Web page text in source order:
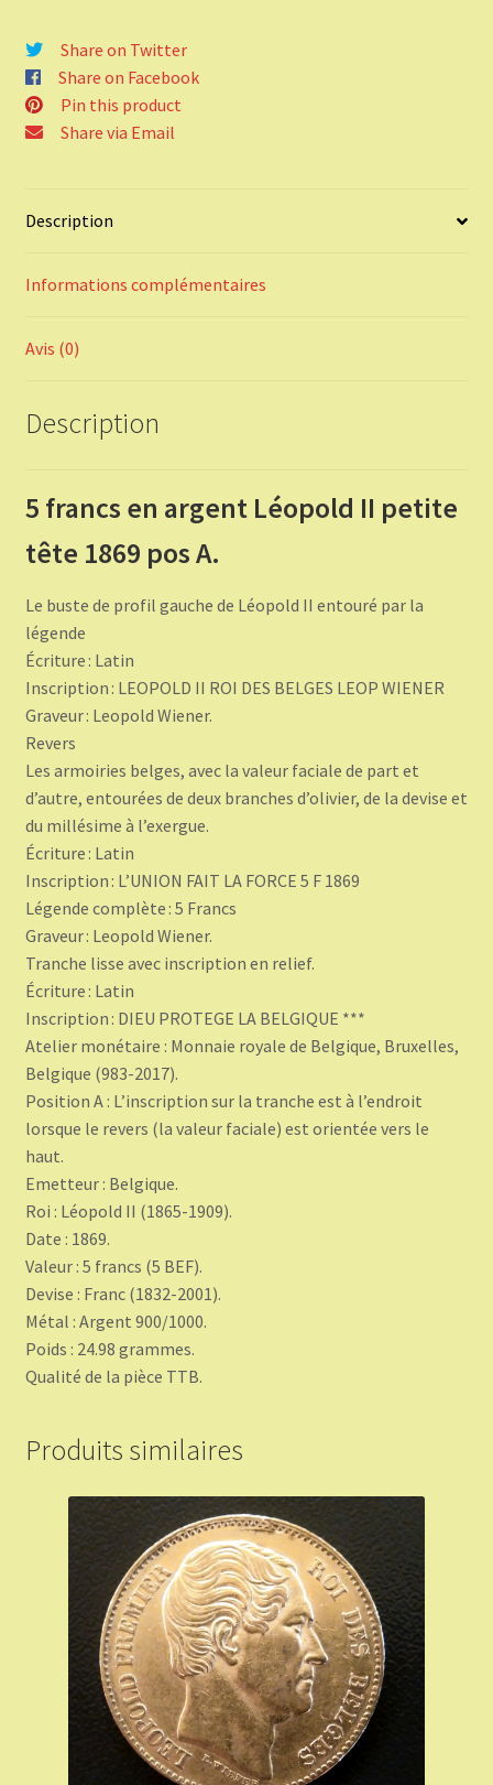
Share on Twitter
Share on Facebook
Pin this product
Share via Email
Description
Informations complémentaires
Avis (0)
Description
5 francs en argent Léopold II petite
tête 1869 pos A.
Le buste de profil gauche de Léopold II entouré par la
légende
Écriture : Latin
Inscription : LEOPOLD II ROI DES BELGES LEOP WIENER
Graveur : Leopold Wiener.
Revers
Les armoiries belges, avec la valeur faciale de part et
d’autre, entourées de deux branches d’olivier, de la devise et
du millésime à l’exergue.
Écriture : Latin
Inscription : L’UNION FAIT LA FORCE 5 F 1869
Légende complète : 5 Francs
Graveur : Leopold Wiener.
Tranche lisse avec inscription en relief.
Écriture : Latin
Inscription : DIEU PROTEGE LA BELGIQUE ***
Atelier monétaire : Monnaie royale de Belgique, Bruxelles,
Belgique (983-2017).
Position A : L’inscription sur la tranche est à l’endroit
lorsque le revers (la valeur faciale) est orientée vers le
haut.
Emetteur : Belgique.
Roi : Léopold II (1865-1909).
Date : 1869.
Valeur : 5 francs (5 BEF).
Devise : Franc (1832-2001).
Métal : Argent 900/1000.
Poids : 24.98 grammes.
Qualité de la pièce TTB.
Produits similaires